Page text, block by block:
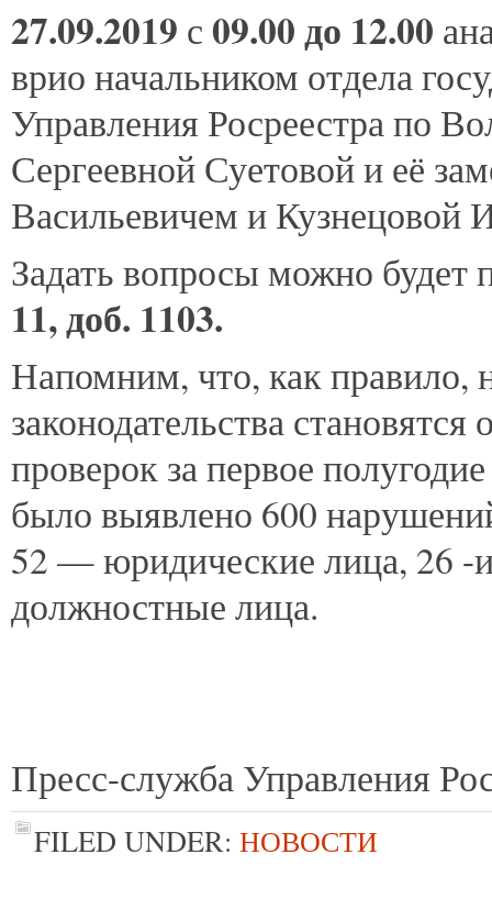
27.09.2019 с 09.00 до 12.00
врио начальником отдела
Управления Росреестра по
Сергеевной Суетовой и её
Васильевичем и Кузнецовой
Задать вопросы можно будет
11, доб. 1103.
Напомним, что, как правило,
законодательства
проверок за первое
было выявлено 600
52 — юридические лица, 26 -
должностные лица.
Пресс-служба Управления
FILED UNDER: НОВОСТИ